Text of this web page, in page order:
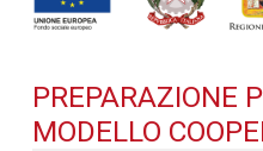
formazione
PREPARAZIONE
MODELLO